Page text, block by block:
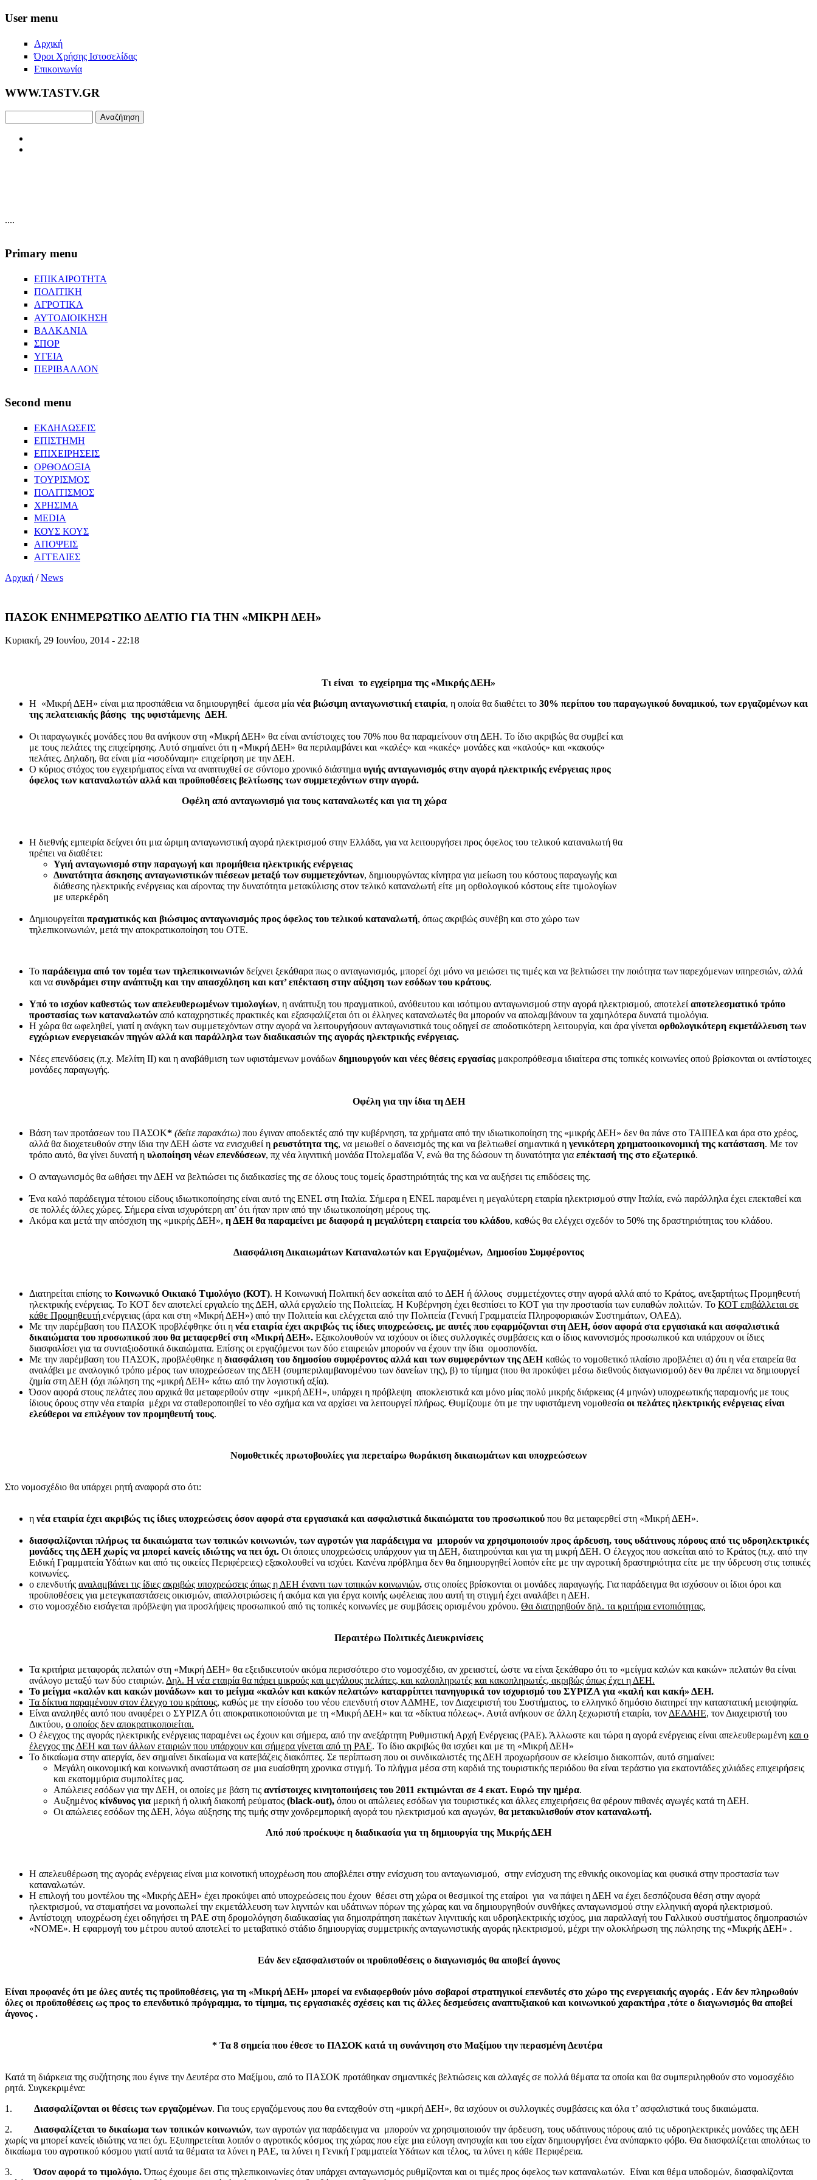
Skip to main content
User menu
Αρχική
Όροι Χρήσης Ιστοσελίδας
Επικοινωνία
WWW.TASTV.GR
....
Primary menu
ΕΠΙΚΑΙΡΟΤΗΤΑ
ΠΟΛΙΤΙΚΗ
ΑΓΡΟΤΙΚΑ
ΑΥΤΟΔΙΟΙΚΗΣΗ
ΒΑΛΚΑΝΙΑ
ΣΠΟΡ
ΥΓΕΙΑ
ΠΕΡΙΒΑΛΛΟΝ
Second menu
ΕΚΔΗΛΩΣΕΙΣ
ΕΠΙΣΤΗΜΗ
ΕΠΙΧΕΙΡΗΣΕΙΣ
ΟΡΘΟΔΟΞΙΑ
ΤΟΥΡΙΣΜΟΣ
ΠΟΛΙΤΙΣΜΟΣ
ΧΡΗΣΙΜΑ
MEDIA
ΚΟΥΣ ΚΟΥΣ
ΑΠΟΨΕΙΣ
ΑΓΓΕΛΙΕΣ
Αρχική /News
ΠΑΣΟΚ ΕΝΗΜΕΡΩΤΙΚΟ ΔΕΛΤΙΟ ΓΙΑ ΤΗΝ «ΜΙΚΡΗ ΔΕΗ»
Κυριακή, 29 Ιουνίου, 2014 - 22:18
Τι είναι το εγχείρημα της «Μικρής ΔΕΗ»
Η «Μικρή ΔΕΗ» είναι μια προσπάθεια να δημιουργηθεί άμεσα μία νέα βιώσιμη ανταγωνιστική εταιρία, η οποία θα διαθέτει το 30% περίπου του παραγωγικού δυναμικού, των εργαζομένων και
της πελατειακής βάσης της υφιστάμενης ΔΕΗ.
Οι παραγωγικές μονάδες που θα ανήκουν στη «Μικρή ΔΕΗ» θα είναι αντίστοιχες του 70% που θα παραμείνουν στη ΔΕΗ. Το ίδιο ακριβώς θα συμβεί και
με τους πελάτες της επιχείρησης. Αυτό σημαίνει ότι η «Μικρή ΔΕΗ» θα περιλαμβάνει και «καλές» και «κακές» μονάδες και «καλούς» και «κακούς»
πελάτες. Δηλαδη, θα είναι μία «ισοδύναμη» επιχείρηση με την ΔΕΗ.
Ο κύριος στόχος του εγχειρήματος είναι να αναπτυχθεί σε σύντομο χρονικό διάστημα υγιής ανταγωνισμός στην αγορά ηλεκτρικής ενέργειας προς
όφελος των καταναλωτών αλλά και προϋποθέσεις βελτίωσης των συμμετεχόντων στην αγορά.
Οφέλη από ανταγωνισμό για τους καταναλωτές και για τη χώρα
Η διεθνής εμπειρία δείχνει ότι μια ώριμη ανταγωνιστική αγορά ηλεκτρισμού στην Ελλάδα, για να λειτουργήσει προς όφελος του τελικού καταναλωτή θα
πρέπει να διαθέτει:
Υγιή ανταγωνισμό στην παραγωγή και προμήθεια ηλεκτρικής ενέργειας
Δυνατότητα άσκησης ανταγωνιστικών πιέσεων μεταξύ των συμμετεχόντων, δημιουργώντας κίνητρα για μείωση του κόστους παραγωγής και
διάθεσης ηλεκτρικής ενέργειας και αίροντας την δυνατότητα μετακύλισης στον τελικό καταναλωτή είτε μη ορθολογικού κόστους είτε τιμολογίων
με υπερκέρδη
Δημιουργείται πραγματικός και βιώσιμος ανταγωνισμός προς όφελος του τελικού καταναλωτή, όπως ακριβώς συνέβη και στο χώρο των
τηλεπικοινωνιών, μετά την αποκρατικοποίηση του ΟΤΕ.
Το παράδειγμα από τον τομέα των τηλεπικοινωνιών δείχνει ξεκάθαρα πως ο ανταγωνισμός, μπορεί όχι μόνο να μειώσει τις τιμές και να βελτιώσει την ποιότητα των παρεχόμενων υπηρεσιών, αλλά
και να συνδράμει στην ανάπτυξη και την απασχόληση και κατ’ επέκταση στην αύξηση των εσόδων του κράτους.
Υπό το ισχύον καθεστώς των απελευθερωμένων τιμολογίων, η ανάπτυξη του πραγματικού, ανόθευτου και ισότιμου ανταγωνισμού στην αγορά ηλεκτρισμού, αποτελεί αποτελεσματικό τρόπο
προστασίας των καταναλωτών από καταχρηστικές πρακτικές και εξασφαλίζεται ότι οι έλληνες καταναλωτές θα μπορούν να απολαμβάνουν τα χαμηλότερα δυνατά τιμολόγια.
Η χώρα θα ωφεληθεί, γιατί η ανάγκη των συμμετεχόντων στην αγορά να λειτουργήσουν ανταγωνιστικά τους οδηγεί σε αποδοτικότερη λειτουργία, και άρα γίνεται ορθολογικότερη εκμετάλλευση των
εγχώριων ενεργειακών πηγών αλλά και παράλληλα των διαδικασιών της αγοράς ηλεκτρικής ενέργειας.
Νέες επενδύσεις (π.χ. Μελίτη ΙΙ) και η αναβάθμιση των υφιστάμενων μονάδων δημιουργούν και νέες θέσεις εργασίας μακροπρόθεσμα ιδιαίτερα στις τοπικές κοινωνίες οπού βρίσκονται οι αντίστοιχες
μονάδες παραγωγής.
Οφέλη για την ίδια τη ΔΕΗ
Βάση των προτάσεων του ΠΑΣΟΚ* (δείτε παρακάτω) που έγιναν αποδεκτές από την κυβέρνηση, τα χρήματα από την ιδιωτικοποίηση της «μικρής ΔΕΗ» δεν θα πάνε στο ΤΑΙΠΕΔ και άρα στο χρέος,
αλλά θα διοχετευθούν στην ίδια την ΔΕΗ ώστε να ενισχυθεί η ρευστότητα της, να μειωθεί ο δανεισμός της και να βελτιωθεί σημαντικά η γενικότερη χρηματοοικονομική της κατάσταση. Με τον
τρόπο αυτό, θα γίνει δυνατή η υλοποίηση νέων επενδύσεων, πχ νέα λιγνιτική μονάδα Πτολεμαΐδα V, ενώ θα της δώσουν τη δυνατότητα για επέκτασή της στο εξωτερικό.
Ο ανταγωνισμός θα ωθήσει την ΔΕΗ να βελτιώσει τις διαδικασίες της σε όλους τους τομείς δραστηριότητάς της και να αυξήσει τις επιδόσεις της.
Ένα καλό παράδειγμα τέτοιου είδους ιδιωτικοποίησης είναι αυτό της ENEL στη Ιταλία. Σήμερα η ENEL παραμένει η μεγαλύτερη εταιρία ηλεκτρισμού στην Ιταλία, ενώ παράλληλα έχει επεκταθεί και
σε πολλές άλλες χώρες. Σήμερα είναι ισχυρότερη απ’ ότι ήταν πριν από την ιδιωτικοποίηση μέρους της.
Ακόμα και μετά την απόσχιση της «μικρής ΔΕΗ», η ΔΕΗ θα παραμείνει με διαφορά η μεγαλύτερη εταιρεία του κλάδου, καθώς θα ελέγχει σχεδόν το 50% της δραστηριότητας του κλάδου.
Διασφάλιση Δικαιωμάτων Καταναλωτών και Εργαζομένων, Δημοσίου Συμφέροντος
Διατηρείται επίσης το Κοινωνικό Οικιακό Τιμολόγιο (ΚΟΤ). Η Κοινωνική Πολιτική δεν ασκείται από το ΔΕΗ ή άλλους συμμετέχοντες στην αγορά αλλά από το Κράτος, ανεξαρτήτως Προμηθευτή
ηλεκτρικής ενέργειας. Το ΚΟΤ δεν αποτελεί εργαλείο της ΔΕΗ, αλλά εργαλείο της Πολιτείας. Η Κυβέρνηση έχει θεσπίσει το ΚΟΤ για την προστασία των ευπαθών πολιτών. Το ΚΟΤ επιβάλλεται σε
κάθε Προμηθευτή ενέργειας (άρα και στη «Μικρή ΔΕΗ») από την Πολιτεία και ελέγχεται από την Πολιτεία (Γενική Γραμματεία Πληροφοριακών Συστημάτων, ΟΑΕΔ).
Με την παρέμβαση του ΠΑΣΟΚ προβλέφθηκε ότι η νέα εταιρία έχει ακριβώς τις ίδιες υποχρεώσεις, με αυτές που εφαρμόζονται στη ΔΕΗ, όσον αφορά στα εργασιακά και ασφαλιστικά
δικαιώματα του προσωπικού που θα μεταφερθεί στη «Μικρή ΔΕΗ». Εξακολουθούν να ισχύουν οι ίδιες συλλογικές συμβάσεις και ο ίδιος κανονισμός προσωπικού και υπάρχουν οι ίδιες
διασφαλίσει για τα συνταξιοδοτικά δικαιώματα. Επίσης οι εργαζόμενοι των δύο εταιρειών μπορούν να έχουν την ίδια ομοσπονδία.
Με την παρέμβαση του ΠΑΣΟΚ, προβλέφθηκε η διασφάλιση του δημοσίου συμφέροντος αλλά και των συμφερόντων της ΔΕΗκαθώς το νομοθετικό πλαίσιο προβλέπει α) ότι η νέα εταιρεία θα
αναλάβει με αναλογικό τρόπο μέρος των υποχρεώσεων της ΔΕΗ (συμπεριλαμβανομένου των δανείων της), β) το τίμημα (που θα προκύψει μέσω διεθνούς διαγωνισμού) δεν θα πρέπει να δημιουργεί
ζημία στη ΔΕΗ (όχι πώληση της «μικρή ΔΕΗ» κάτω από την λογιστική αξία).
Όσον αφορά στους πελάτες που αρχικά θα μεταφερθούν στην «μικρή ΔΕΗ», υπάρχει η πρόβλεψη αποκλειστικά και μόνο μίας πολύ μικρής διάρκειας (4 μηνών) υποχρεωτικής παραμονής με τους
ίδιους όρους στην νέα εταιρία μέχρι να σταθεροποιηθεί το νέο σχήμα και να αρχίσει να λειτουργεί πλήρως. Θυμίζουμε ότι με την υφιστάμενη νομοθεσία οι πελάτες ηλεκτρικής ενέργειας είναι
ελεύθεροι να επιλέγουν τον προμηθευτή τους.
Νομοθετικές πρωτοβουλίες για περεταίρω θωράκιση δικαιωμάτων και υποχρεώσεων
Στο νομοσχέδιο θα υπάρχει ρητή αναφορά στο ότι:
η νέα εταιρία έχει ακριβώς τις ίδιες υποχρεώσεις όσον αφορά στα εργασιακά και ασφαλιστικά δικαιώματα του προσωπικού που θα μεταφερθεί στη «Μικρή ΔΕΗ».
διασφαλίζονται πλήρως τα δικαιώματα των τοπικών κοινωνιών, των αγροτών για παράδειγμα να μπορούν να χρησιμοποιούν προς άρδευση, τους υδάτινους πόρους από τις υδροηλεκτρικές
μονάδες της ΔΕΗ χωρίς να μπορεί κανείς ιδιώτης να πει όχι. Οι όποιες υποχρεώσεις υπάρχουν για τη ΔΕΗ, διατηρούνται και για τη μικρή ΔΕΗ. Ο έλεγχος που ασκείται από το Κράτος (π.χ. από την
Ειδική Γραμματεία Υδάτων και από τις οικείες Περιφέρειες) εξακολουθεί να ισχύει. Κανένα πρόβλημα δεν θα δημιουργηθεί λοιπόν είτε με την αγροτική δραστηριότητα είτε με την ύδρευση στις τοπικές
κοινωνίες.
ο επενδυτής αναλαμβάνει τις ίδιες ακριβώς υποχρεώσεις όπως η ΔΕΗ έναντι των τοπικών κοινωνιών, στις οποίες βρίσκονται οι μονάδες παραγωγής. Για παράδειγμα θα ισχύσουν οι ίδιοι όροι και
προϋποθέσεις για μετεγκαταστάσεις οικισμών, απαλλοτριώσεις ή ακόμα και για έργα κοινής ωφέλειας που αυτή τη στιγμή έχει αναλάβει η ΔΕΗ.
στο νομοσχέδιο εισάγεται πρόβλεψη για προσλήψεις προσωπικού από τις τοπικές κοινωνίες με συμβάσεις ορισμένου χρόνου. Θα διατηρηθούν δηλ. τα κριτήρια εντοπιότητας.
Περαιτέρω Πολιτικές Διευκρινίσεις
Τα κριτήρια μεταφοράς πελατών στη «Μικρή ΔΕΗ» θα εξειδικευτούν ακόμα περισσότερο στο νομοσχέδιο, αν χρειαστεί, ώστε να είναι ξεκάθαρο ότι το «μείγμα καλών και κακών» πελατών θα είναι
ανάλογο μεταξύ των δύο εταιριών. Δηλ. Η νέα εταιρία θα πάρει μικρούς και μεγάλους πελάτες, και καλοπληρωτές και κακοπληρωτές, ακριβώς όπως έχει η ΔΕΗ.
Το μείγμα «καλών και κακών μονάδων» και το μείγμα «καλών και κακών πελατών» καταρρίπτει πανηγυρικά τον ισχυρισμό του ΣΥΡΙΖΑ για «καλή και κακή» ΔΕΗ.
Τα δίκτυα παραμένουν στον έλεγχο του κράτους, καθώς με την είσοδο του νέου επενδυτή στον ΑΔΜΗΕ, τον Διαχειριστή του Συστήματος, το ελληνικό δημόσιο διατηρεί την καταστατική μειοψηφία.
Είναι αναληθές αυτό που αναφέρει ο ΣΥΡΙΖΑ ότι αποκρατικοποιούνται με τη «Μικρή ΔΕΗ» και τα «δίκτυα πόλεως». Αυτά ανήκουν σε άλλη ξεχωριστή εταιρία, τον ΔΕΔΔΗΕ, τον Διαχειριστή του
Δικτύου, ο οποίος δεν αποκρατικοποιείται.
Ο έλεγχος της αγοράς ηλεκτρικής ενέργειας παραμένει ως έχουν και σήμερα, από την ανεξάρτητη Ρυθμιστική Αρχή Ενέργειας (ΡΑΕ). Άλλωστε και τώρα η αγορά ενέργειας είναι απελευθερωμένη και ο
έλεγχος της ΔΕΗ και των άλλων εταιριών που υπάρχουν και σήμερα γίνεται από τη ΡΑΕ. Το ίδιο ακριβώς θα ισχύει και με τη «Μικρή ΔΕΗ»
Το δικαίωμα στην απεργία, δεν σημαίνει δικαίωμα να κατεβάζεις διακόπτες. Σε περίπτωση που οι συνδικαλιστές της ΔΕΗ προχωρήσουν σε κλείσιμο διακοπτών, αυτό σημαίνει:
Μεγάλη οικονομική και κοινωνική αναστάτωση σε μια ευαίσθητη χρονικα στιγμή. Το πλήγμα μέσα στη καρδιά της τουριστικής περιόδου θα είναι τεράστιο για εκατοντάδες χιλιάδες επιχειρήσεις
και εκατομμύρια συμπολίτες μας.
Απώλειες εσόδων για την ΔΕΗ, οι οποίες με βάση τις αντίστοιχες κινητοποιήσεις του 2011 εκτιμώνται σε 4 εκατ. Ευρώ την ημέρα.
Αυξημένος κίνδυνος για μερική ή ολική διακοπή ρεύματος (black-out), όπου οι απώλειες εσόδων για τουριστικές και άλλες επιχειρήσεις θα φέρουν πιθανές αγωγές κατά τη ΔΕΗ.
Οι απώλειες εσόδων της ΔΕΗ, λόγω αύξησης της τιμής στην χονδρεμπορική αγορά του ηλεκτρισμού και αγωγών, θα μετακυλισθούν στον καταναλωτή.
Από πού προέκυψε η διαδικασία για τη δημιουργία της Μικρής ΔΕΗ
Η απελευθέρωση της αγοράς ενέργειας είναι μια κοινοτική υποχρέωση που αποβλέπει στην ενίσχυση του ανταγωνισμού, στην ενίσχυση της εθνικής οικονομίας και φυσικά στην προστασία των
καταναλωτών.
Η επιλογή του μοντέλου της «Μικρής ΔΕΗ» έχει προκύψει από υποχρεώσεις που έχουν θέσει στη χώρα οι θεσμικοί της εταίροι για να πάψει η ΔΕΗ να έχει δεσπόζουσα θέση στην αγορά
ηλεκτρισμού, να σταματήσει να μονοπωλεί την εκμετάλλευση των λιγνιτών και υδάτινων πόρων της χώρας και να δημιουργηθούν συνθήκες ανταγωνισμού στην ελληνική αγορά ηλεκτρισμού.
Αντίστοιχη υποχρέωση έχει οδηγήσει τη ΡΑΕ στη δρομολόγηση διαδικασίας για δημοπράτηση πακέτων λιγνιτικής και υδροηλεκτρικής ισχύος, μια παραλλαγή του Γαλλικού συστήματος δημοπρασιών
«ΝΟΜΕ». Η εφαρμογή του μέτρου αυτού αποτελεί το μεταβατικό στάδιο δημιουργίας συμμετρικής ανταγωνιστικής αγοράς ηλεκτρισμού, μέχρι την ολοκλήρωση της πώλησης της «Μικρής ΔΕΗ» .
Εάν δεν εξασφαλιστούν οι προϋποθέσεις ο διαγωνισμός θα αποβεί άγονος
Είναι προφανές ότι με όλες αυτές τις προϋποθέσεις, για τη «Μικρή ΔΕΗ» μπορεί να ενδιαφερθούν μόνο σοβαροί στρατηγικοί επενδυτές στο χώρο της ενεργειακής αγοράς . Εάν δεν πληρωθούν
όλες οι προϋποθέσεις ως προς το επενδυτικό πρόγραμμα, το τίμημα, τις εργασιακές σχέσεις και τις άλλες δεσμεύσεις αναπτυξιακού και κοινωνικού χαρακτήρα ,τότε ο διαγωνισμός θα αποβεί
άγονος .
* Τα 8 σημεία που έθεσε το ΠΑΣΟΚ κατά τη συνάντηση στο Μαξίμου την περασμένη Δευτέρα
Κατά τη διάρκεια της συζήτησης που έγινε την Δευτέρα στο Μαξίμου, από το ΠΑΣΟΚ προτάθηκαν σημαντικές βελτιώσεις και αλλαγές σε πολλά θέματα τα οποία και θα συμπεριληφθούν στο νομοσχέδιο
ρητά. Συγκεκριμένα:
1. Διασφαλίζονται οι θέσεις των εργαζομένων. Για τους εργαζόμενους που θα ενταχθούν στη «μικρή ΔΕΗ», θα ισχύουν οι συλλογικές συμβάσεις και όλα τ’ ασφαλιστικά τους δικαιώματα.
2. Διασφαλίζεται το δικαίωμα των τοπικών κοινωνιών, των αγροτών για παράδειγμα να μπορούν να χρησιμοποιούν την άρδευση, τους υδάτινους πόρους από τις υδροηλεκτρικές μονάδες της ΔΕΗ
χωρίς να μπορεί κανείς ιδιώτης να πει όχι. Εξυπηρετείται λοιπόν ο αγροτικός κόσμος της χώρας που είχε μια εύλογη ανησυχία και του είχαν δημιουργήσει ένα ανύπαρκτο φόβο. Θα διασφαλίζεται απολύτως το
δικαίωμα του αγροτικού κόσμου γιατί αυτά τα θέματα τα λύνει η ΡΑΕ, τα λύνει η Γενική Γραμματεία Υδάτων και τέλος, τα λύνει η κάθε Περιφέρεια.
3.Όσον αφορά το τιμολόγιο.Όπως έχουμε δει στις τηλεπικοινωνίες όταν υπάρχει ανταγωνισμός ρυθμίζονται και οι τιμές προς όφελος των καταναλωτών. Είναι και θέμα υποδομών, διασφαλίζονται